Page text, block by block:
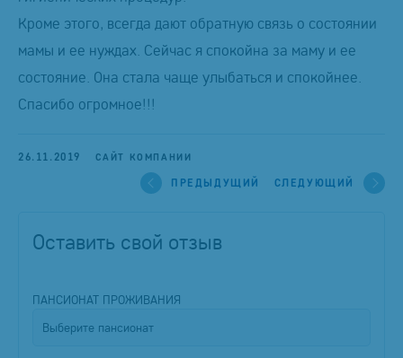
Кроме этого, всегда дают обратную связь о состоянии
мамы и ее нуждах. Сейчас я спокойна за маму и ее
состояние. Она стала чаще улыбаться и спокойнее.
Спасибо огромное!!!
26.11.2019 САЙТ КОМПАНИИ
ПРЕДЫДУЩИЙ СЛЕДУЮЩИЙ
Оставить свой отзыв
ПАНСИОНАТ ПРОЖИВАНИЯ